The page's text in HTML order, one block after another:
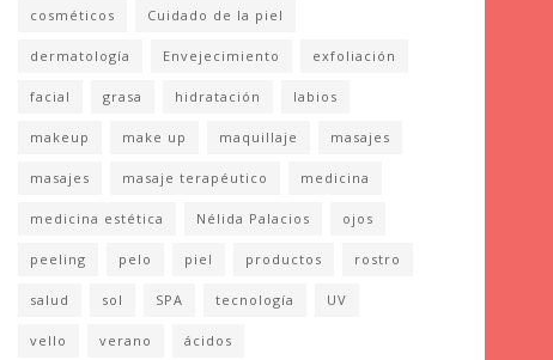
cosméticos Cuidado de la piel
dermatología Envejecimiento exfoliación
facial grasa hidratación labios
makeup make up maquillaje masajes
masajes masaje terapéutico medicina
medicina estética Nélida Palacios ojos
peeling pelo piel productos rostro
salud sol SPA tecnología UV
vello verano ácidos